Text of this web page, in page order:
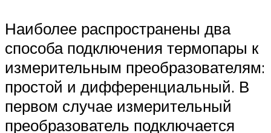
Наиболее распространены два
способа подключения термопары к
измерительным преобразователям:
простой и дифференциальный. В
первом случае измерительный
преобразователь подключается